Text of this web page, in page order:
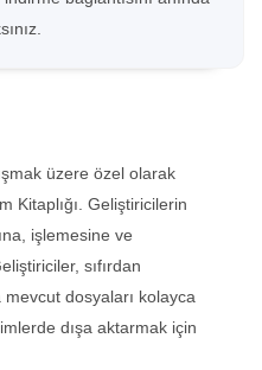
üzere özel olarak
Kitaplığı. Geliştiricilerin
işlemesine ve
sıfırdan
dosyaları kolayca
dışa aktarmak için